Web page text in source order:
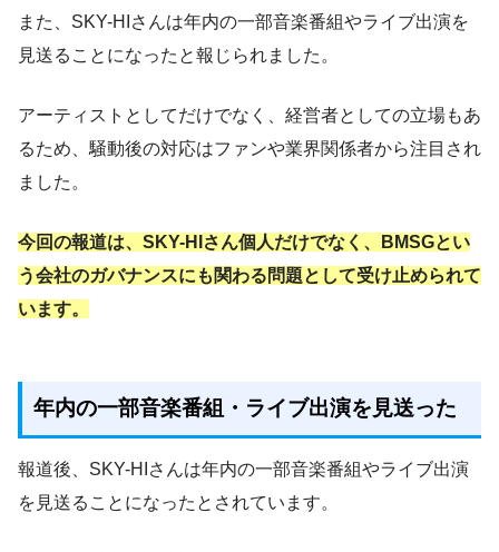
また、SKY-HIさんは年内の一部音楽番組やライブ出演を
見送ることになったと報じられました。
アーティストとしてだけでなく、経営者としての立場もあ
るため、騒動後の対応はファンや業界関係者から注目され
ました。
今回の報道は、SKY-HIさん個人だけでなく、BMSGとい
う会社のガバナンスにも関わる問題として受け止められて
います。
年内の一部音楽番組・ライブ出演を見送った
報道後、SKY-HIさんは年内の一部音楽番組やライブ出演
を見送ることになったとされています。